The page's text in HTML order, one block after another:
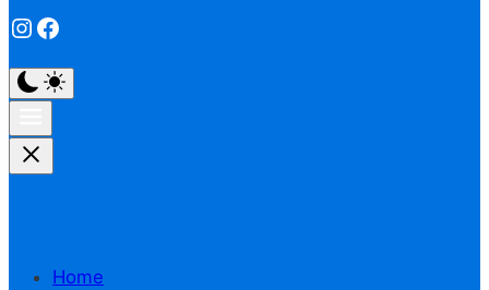
Instagram
Facebook
Home